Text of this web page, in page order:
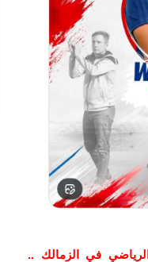
في الزمالك ..